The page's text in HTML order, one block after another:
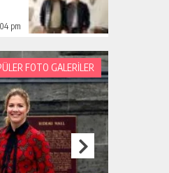
pm
FOTO GALERİLER